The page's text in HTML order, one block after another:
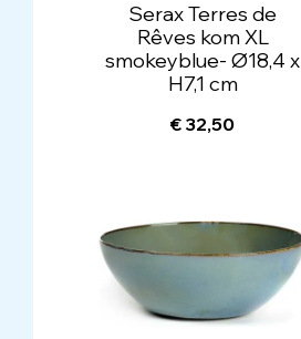
Serax Terres de
Rêves kom XL
smokeyblue- Ø18,4 x
H7,1 cm
€ 32,50